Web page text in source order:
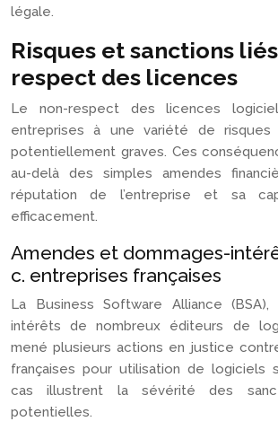
légale.
Risques et sanctions
respect des licences
Le non-respect des licences
entreprises à une variété de
potentiellement graves. Ces
au-delà des simples amendes
réputation de l’entreprise et sa
efficacement.
Amendes et dommages-
c. entreprises françaises
La Business Software Alliance
intérêts de nombreux éditeurs de
mené plusieurs actions en justice
françaises pour utilisation de logiciels
cas illustrent la sévérité des
potentielles.